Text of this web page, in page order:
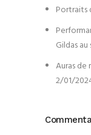
Portraits
Gildas
Auras
2/01/